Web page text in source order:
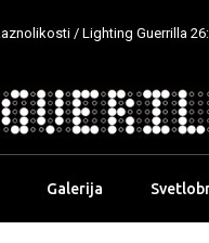
/ Lighting Guerrilla
Galerija